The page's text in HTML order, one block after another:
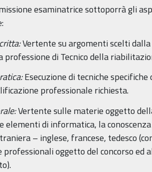
esaminatrice sottoporrà gli
Vertente su argomenti scelti
professione di Tecnico della
Esecuzione di tecniche
professionale richiesta.
Vertente sulle materie oggetto
elementi di informatica, la
– inglese, francese, tedesco
professionali oggetto del concorso ed